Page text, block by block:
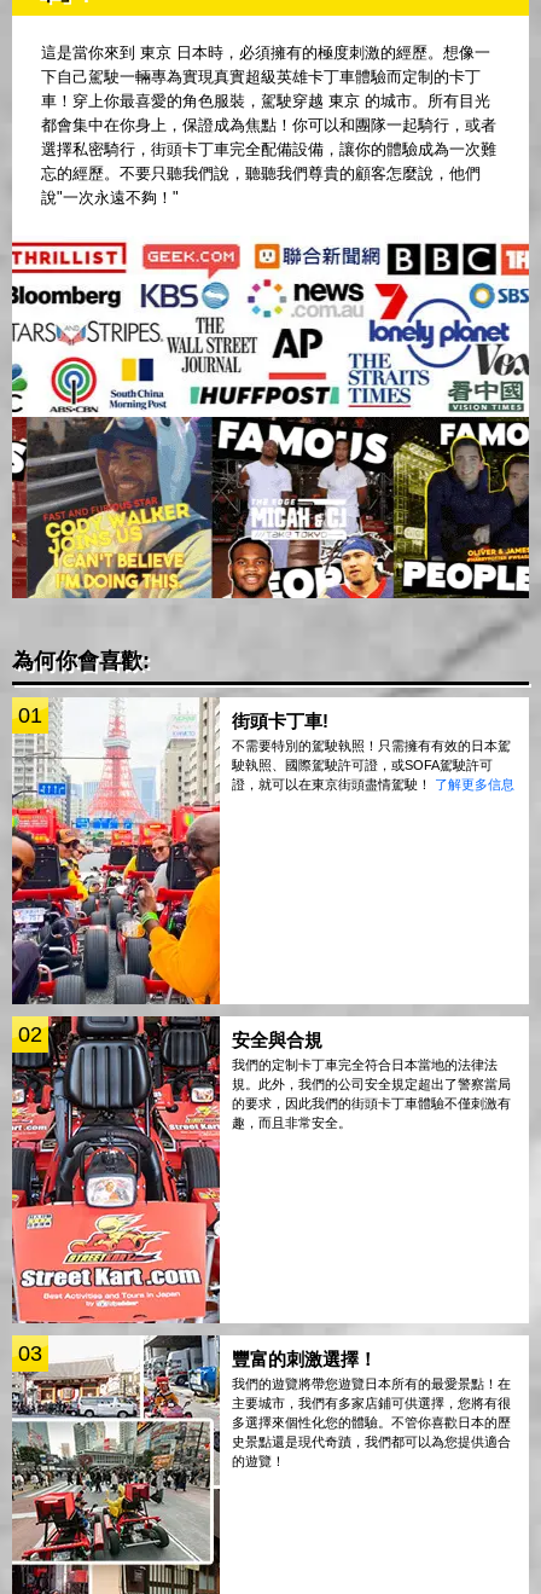
這是當你來到 東京 日本時，必須擁有的極度刺激的經歷。想像一
下自己駕駛一輛專為實現真實超級英雄卡丁車體驗而定制的卡丁
車！穿上你最喜愛的角色服裝，駕駛穿越 東京 的城市。所有目光
都會集中在你身上，保證成為焦點！你可以和團隊一起騎行，或者
選擇私密騎行，街頭卡丁車完全配備設備，讓你的體驗成為一次難
忘的經歷。不要只聽我們說，聽聽我們尊貴的顧客怎麼說，他們
說"一次永遠不夠！"
為何你會喜歡:
01 街頭卡丁車!
不需要特別的駕駛執照！只需擁有有效的日本駕
駛執照、國際駕駛許可證，或SOFA駕駛許可
證，就可以在東京街頭盡情駕駛！ 了解更多信息
02 安全與合規
我們的定制卡丁車完全符合日本當地的法律法
規。此外，我們的公司安全規定超出了警察當局
的要求，因此我們的街頭卡丁車體驗不僅刺激有
趣，而且非常安全。
03 豐富的刺激選擇！
我們的遊覽將帶您遊覽日本所有的最愛景點！在
主要城市，我們有多家店鋪可供選擇，您將有很
多選擇來個性化您的體驗。不管你喜歡日本的歷
史景點還是現代奇蹟，我們都可以為您提供適合
的遊覽！